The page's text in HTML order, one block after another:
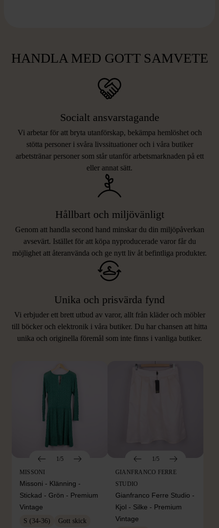
HANDLA MED GOTT SAMVETE
Socialt ansvarstagande
Vi arbetar för att bryta utanförskap, bekämpa hemlöshet och
stötta personer i svåra livssituationer och i våra butiker
arbetstränar personer som står utanför arbetsmarknaden på ett
eller annat sätt.
Hållbart och miljövänligt
Genom att handla second hand minskar du din miljöpåverkan
avsevärt. Istället för att köpa nyproducerade varor får du
möjlighet att återanvända och ge nytt liv åt befintliga produkter.
Unika och prisvärda fynd
Vi erbjuder ett brett utbud av varor, allt från kläder och möbler
till böcker och elektronik i våra butiker. Du har chansen att hitta
unika och originella föremål som inte finns i vanliga butiker.
LIKNANDE PRODUKTER
Hitta produkter som påminner om denna
1/5
MISSONI
Missoni - Klänning -
Stickad - Grön - Premium
Vintage
S (34-36) Gott skick
1/5
GIANFRANCO FERRE
STUDIO
Gianfranco Ferre Studio -
Kjol - Silke - Premium
Vintage